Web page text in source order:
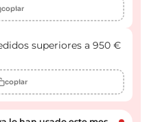
copiar
superiores a 950 €
copiar